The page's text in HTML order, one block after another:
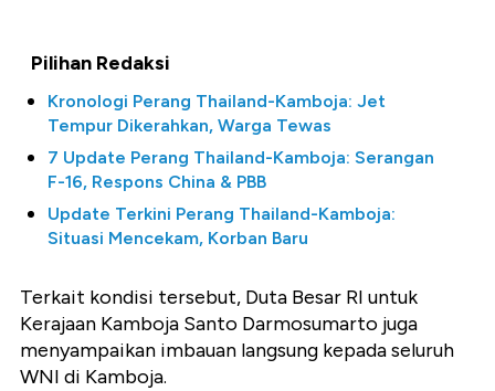
Pilihan Redaksi
Kronologi Perang Thailand-Kamboja: Jet
Tempur Dikerahkan, Warga Tewas
7 Update Perang Thailand-Kamboja: Serangan
F-16, Respons China & PBB
Update Terkini Perang Thailand-Kamboja:
Situasi Mencekam, Korban Baru
Terkait kondisi tersebut, Duta Besar RI untuk
Kerajaan Kamboja Santo Darmosumarto juga
menyampaikan imbauan langsung kepada seluruh
WNI di Kamboja.